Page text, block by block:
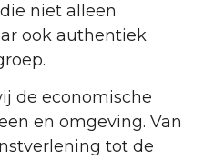
niet alleen
ook authentiek
de economische
en omgeving. Van
tot de